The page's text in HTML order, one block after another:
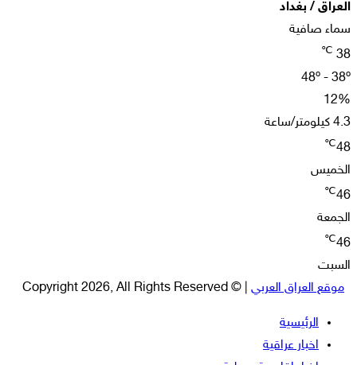
العراق / بغداد
سماء صافية
38
℃
48º - 38º
12%
4.3 كيلومتر/ساعة
48
℃
الخميس
46
℃
الجمعة
46
℃
السبت
موقع العراق العربي | © Copyright 2026, All Rights Reserved
الرئيسية
اخبار عراقية